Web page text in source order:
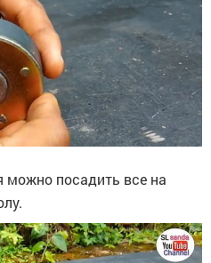
посадить все на